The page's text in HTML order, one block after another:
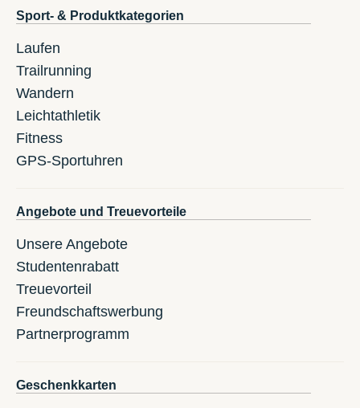
Sport- & Produktkategorien
Laufen
Trailrunning
Wandern
Leichtathletik
Fitness
GPS-Sportuhren
Angebote und Treuevorteile
Unsere Angebote
Studentenrabatt
Treuevorteil
Freundschaftswerbung
Partnerprogramm
Geschenkkarten